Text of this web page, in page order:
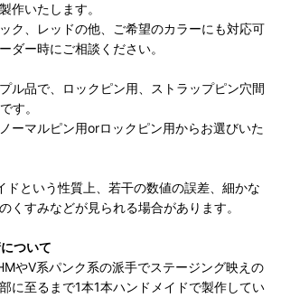
作いたします。
ク、レッドの他、ご希望のカラーにも対応可
ダー時にご相談ください。
ル品で、ロックピン用、ストラップピン穴間
す。
ーマルピン用orロックピン用からお選びいた
ドという性質上、若干の数値の誤差、細かな
くすみなどが見られる場合があります。
ついて
やV系パンク系の派手でステージング映えの
に至るまで1本1本ハンドメイドで製作してい